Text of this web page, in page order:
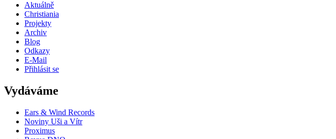
Aktuálně
Christiania
Projekty
Archiv
Blog
Odkazy
E-Mail
Přihlásit se
Vydáváme
Ears & Wind Records
Noviny Uši a Vítr
Proximus